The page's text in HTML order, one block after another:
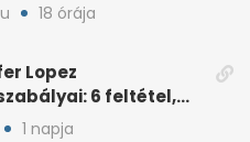
18 órája
Lopez
6 feltétel,
párjától elvár
1 napja